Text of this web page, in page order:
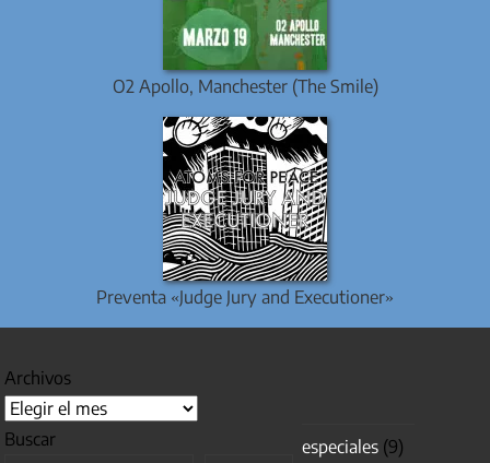
O2 Apollo, Manchester (The Smile)
Preventa «Judge Jury and Executioner»
Archivos
Buscar
especiales (9)